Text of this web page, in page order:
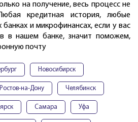
на получение, весь процесс не
кредитная история, любые
и микрофинансах, если у вас
в нашем банке, значит поможем,
почту
Новосибирск
Ростов-на-Дону Челябинск
Самара Уфа